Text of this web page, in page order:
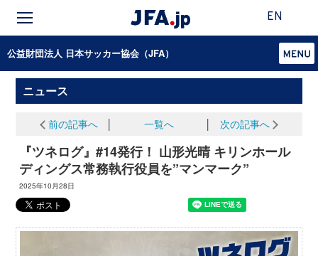
EN
公益財団法人 日本サッカー協会（JFA）
ニュース
前の記事へ 一覧へ 次の記事へ
『ツネログ』#14発行！ 山形光晴 キリンホール
ディングス常務執行役員を”マンマーク”
2025年10月28日